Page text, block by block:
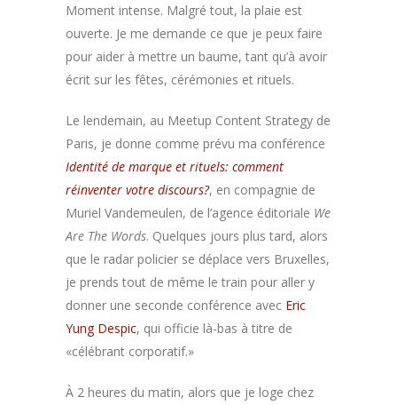
Moment intense. Malgré tout, la plaie est
ouverte. Je me demande ce que je peux faire
pour aider à mettre un baume, tant qu’à avoir
écrit sur les fêtes, cérémonies et rituels.
Le lendemain, au Meetup Content Strategy de
Paris, je donne comme prévu ma conférence
Identité de marque et rituels: comment
réinventer votre discours?, en compagnie de
Muriel Vandemeulen, de l’agence éditoriale We
Are The Words. Quelques jours plus tard, alors
que le radar policier se déplace vers Bruxelles,
je prends tout de même le train pour aller y
donner une seconde conférence avec Eric
Yung Despic, qui officie là-bas à titre de
«célébrant corporatif.»
À 2 heures du matin, alors que je loge chez